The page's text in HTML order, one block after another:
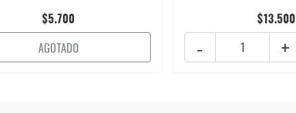
$5.700
AGOTADO
$13.500
+
-